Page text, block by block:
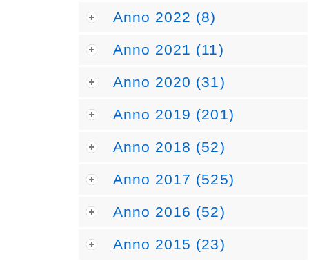
Anno 2022 (8)
Anno 2021 (11)
Anno 2020 (31)
Anno 2019 (201)
Anno 2018 (52)
Anno 2017 (525)
Anno 2016 (52)
Anno 2015 (23)